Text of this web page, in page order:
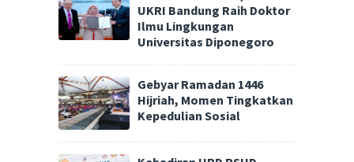
UKRI Bandung Raih Doktor
Ilmu Lingkungan
Universitas Diponegoro
Gebyar Ramadan 1446
Hijriah, Momen Tingkatkan
Kepedulian Sosial